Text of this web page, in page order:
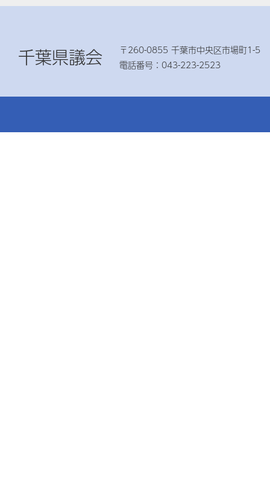
千葉県議会
〒260-0855 千葉市中央区市場町1-5
電話番号：043-223-2523